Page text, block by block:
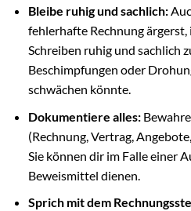
Bleibe ruhig und sachlich:
fehlerhafte Rechnung
Schreiben ruhig und sachlich
Beschimpfungen oder
schwächen könnte.
Dokumentiere alles:
(Rechnung, Vertrag,
Sie können dir im Falle einer
Beweismittel dienen.
Sprich mit dem